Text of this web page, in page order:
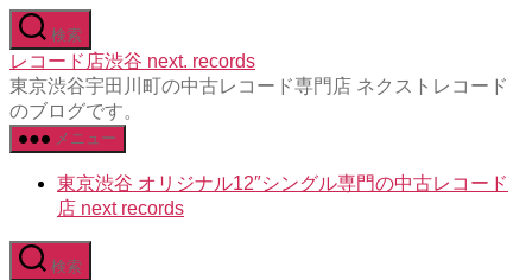
コ
ン
テ
ン
ツ
へ
プ
検索
レコード店渋谷 next. records
東京渋谷宇田川町の中古レコード専門店 ネクストレコード
のブログです。
メニュー
東京渋谷 オリジナル12″シングル専門の中古レコード
店 next records
検索